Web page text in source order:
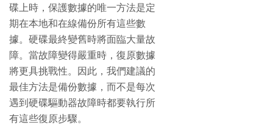
碟上時，保護數據的唯一方法是定
期在本地和在線備份所有這些數
據。硬碟最終變舊時將面臨大量故
障。當故障變得嚴重時，復原數據
將更具挑戰性。因此，我們建議的
最佳方法是備份數據，而不是每次
遇到硬碟驅動器故障時都要執行所
有這些復原步驟。